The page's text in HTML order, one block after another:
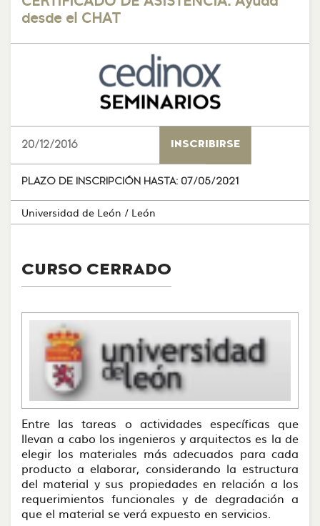
desde el CHAT
20/12/2016 INSCRIBIRSE
PLAZO DE INSCRIPCIÓN HASTA: 07/05/2021
Universidad de León / León
CURSO CERRADO
Entre las tareas o actividades específicas que
llevan a cabo los ingenieros y arquitectos es la de
elegir los materiales más adecuados para cada
producto a elaborar, considerando la estructura
del material y sus propiedades en relación a los
requerimientos funcionales y de degradación a
que el material se verá expuesto en servicios.